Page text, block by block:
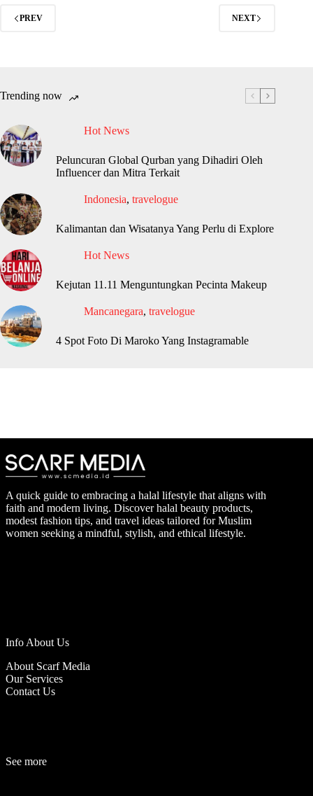
PREV NEXT
Trending now
Hot News
Peluncuran Global Qurban yang Dihadiri Oleh
Influencer dan Mitra Terkait
Indonesia, travelogue
Kalimantan dan Wisatanya Yang Perlu di Explore
Hot News
Kejutan 11.11 Menguntungkan Pecinta Makeup
Mancanegara, travelogue
4 Spot Foto Di Maroko Yang Instagramable
A quick guide to embracing a halal lifestyle that aligns with
faith and modern living. Discover halal beauty products,
modest fashion tips, and travel ideas tailored for Muslim
women seeking a mindful, stylish, and ethical lifestyle.
Info About Us
About Scarf Media
Our Services
Contact Us
See more